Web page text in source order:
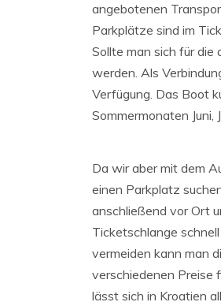
angebotenen
Parkplätze sind im
Sollte man sich für
werden. Als
Verfügung. Das Boot
Sommermonaten Juni,
Da wir aber mit dem
einen Parkplatz
anschließend vor Ort
Ticketschlange
vermeiden kann man
verschiedenen Preise
lässt sich in Kroatien